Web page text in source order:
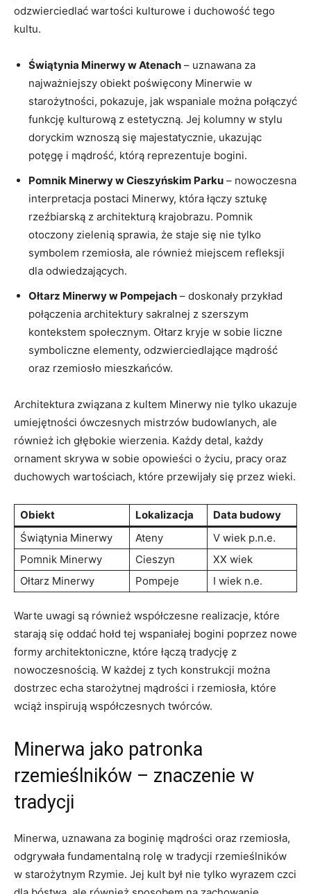
odzwierciedlać ⁢wartości kulturowe ⁤i ‌duchowość tego
kultu.
Świątynia Minerwy w Atenach – uznawana za
najważniejszy ⁣obiekt poświęcony Minerwie w
starożytności, pokazuje,‌ jak wspaniale można połączyć
funkcję kulturową‌ z ​estetyczną. Jej⁣ kolumny w stylu
doryckim‌ wznoszą się majestatycznie, ukazując
⁤potęgę i mądrość, ​którą reprezentuje bogini.
Pomnik Minerwy w Cieszyńskim Parku – nowoczesna
interpretacja postaci Minerwy, która‌ łączy sztukę
rzeźbiarską z architekturą krajobrazu.⁤ Pomnik
otoczony zielenią sprawia, że staje się nie tylko
symbolem rzemiosła, ale​ również miejscem refleksji
dla odwiedzających.
Ołtarz Minerwy w Pompejach – doskonały przykład
połączenia architektury sakralnej z szerszym
kontekstem⁤ społecznym.‍ Ołtarz kryje⁢ w sobie liczne
symboliczne ‍elementy, odzwierciedlające mądrość
oraz rzemiosło mieszkańców.
Architektura związana z kultem Minerwy nie tylko ukazuje
umiejętności ówczesnych mistrzów budowlanych, ale
również ‌ich ‍głębokie wierzenia. Każdy⁣ detal, każdy
ornament ​skrywa w sobie ⁢opowieści ‌o życiu, pracy oraz
duchowych wartościach, które​ przewijały ⁤się przez wieki.
Obiekt Lokalizacja
Data budowy
Świątynia Minerwy
Ateny
V wiek ⁢p.n.e.
Pomnik Minerwy
Cieszyn
XX wiek
Ołtarz Minerwy
Pompeje I wiek⁤ n.e.
Warte uwagi ​są również‌ współczesne realizacje, które
starają się oddać hołd tej⁤ wspaniałej bogini poprzez nowe
formy architektoniczne, które łączą tradycję z
nowoczesnością. W każdej z tych konstrukcji można
dostrzec echa starożytnej mądrości i rzemiosła, które⁣
wciąż inspirują współczesnych twórców.
Minerwa jako patronka
rzemieślników ‌– znaczenie w
‌tradycji
Minerwa, uznawana za boginię mądrości oraz rzemiosła,
odgrywała fundamentalną rolę w tradycji rzemieślników
w ⁣starożytnym Rzymie. Jej ⁤kult był nie ‍tylko wyrazem czci